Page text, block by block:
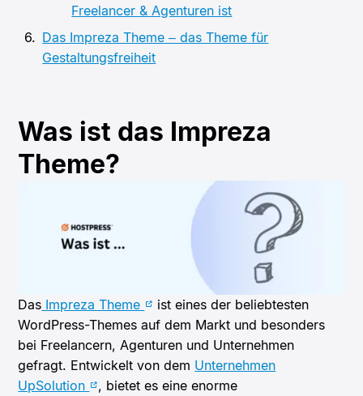
Freelancer & Agenturen ist
Das Impreza Theme – das Theme für
Gestaltungsfreiheit
Was ist das Impreza
Theme?
Das Impreza Theme
ist eines der beliebtesten
WordPress-Themes auf dem Markt und besonders
bei Freelancern, Agenturen und Unternehmen
gefragt. Entwickelt von dem Unternehmen
UpSolution
, bietet es eine enorme